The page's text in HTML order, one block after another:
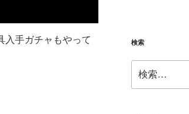
入手ガチャもやって
検索
索: